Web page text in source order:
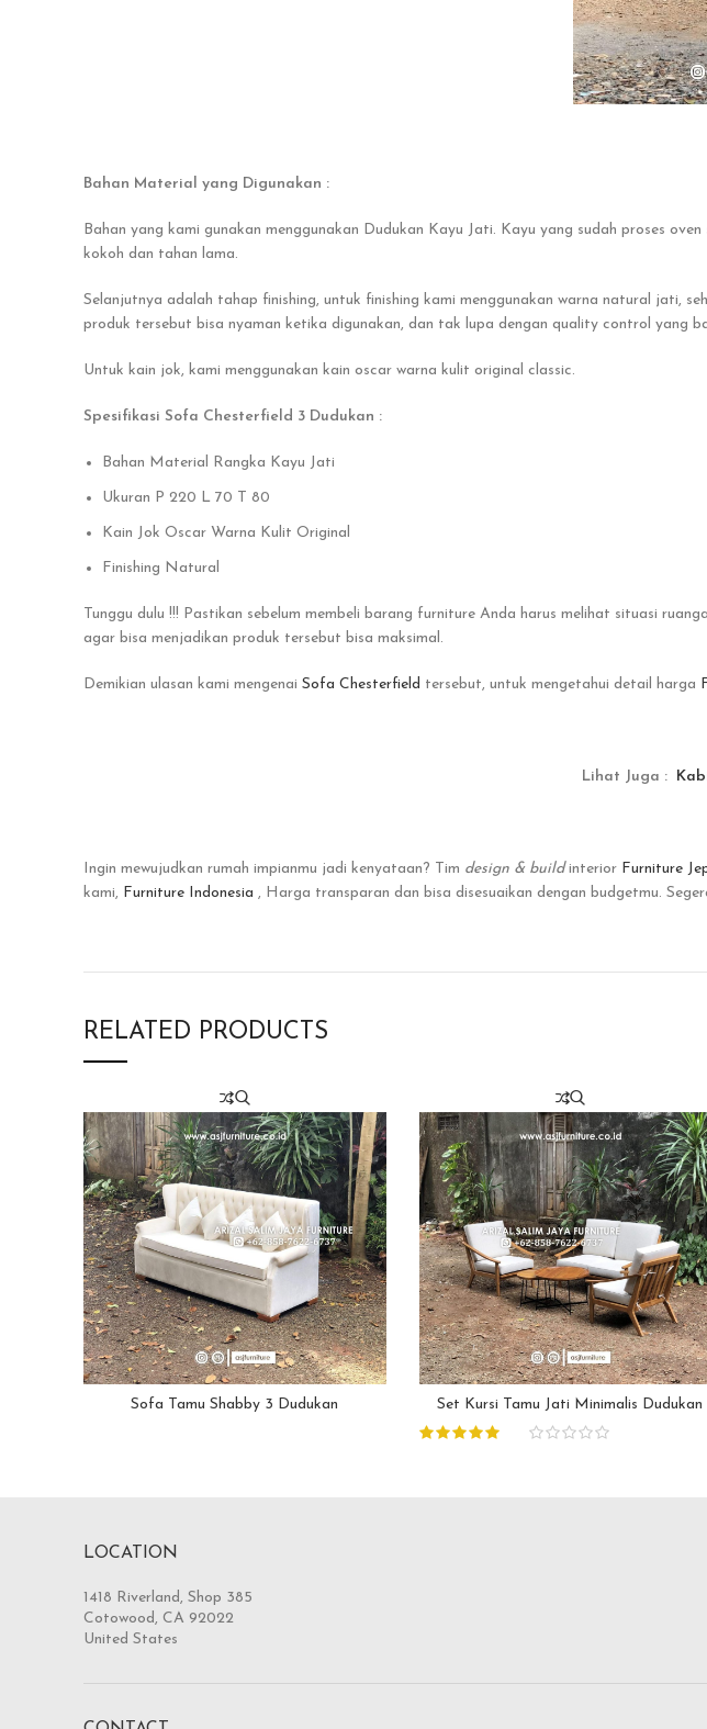
Bahan Material yang Digunakan :
Bahan yang kami gunakan menggunakan Dudukan Kayu Jati. Kayu yang sudah proses
kokoh dan tahan lama.
Selanjutnya adalah tahap finishing, untuk finishing kami menggunakan warna natural jati,
produk tersebut bisa nyaman ketika digunakan, dan tak lupa dengan quality control yang
Untuk kain jok, kami menggunakan kain oscar warna kulit original classic.
Spesifikasi Sofa Chesterfield 3 Dudukan :
Bahan Material Rangka Kayu Jati
Ukuran P 220 L 70 T 80
Kain Jok Oscar Warna Kulit Original
Finishing Natural
Tunggu dulu !!! Pastikan sebelum membeli barang furniture Anda harus melihat situasi
agar bisa menjadikan produk tersebut bisa maksimal.
Demikian ulasan kami mengenai Sofa Chesterfield tersebut, untuk mengetahui detail harga
Lihat Juga :
Ingin mewujudkan rumah impianmu jadi kenyataan? Tim design & buildinterior Furniture
kami, Furniture Indonesia , Harga transparan dan bisa disesuaikan dengan budgetmu.
RELATED PRODUCTS
Sofa Tamu Shabby 3 Dudukan
Set Kursi Tamu Jati Minimalis Dudukan
Busa
LOCATION
1418 Riverland, Shop 385
Cotowood, CA 92022
United States